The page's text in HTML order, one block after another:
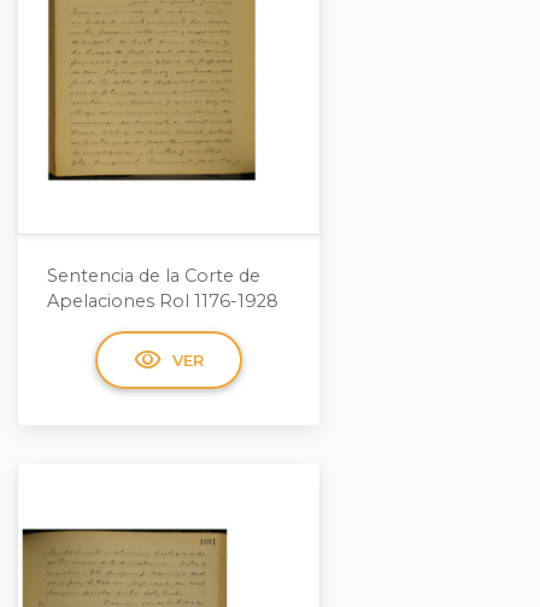
Sentencia de la Corte de
Apelaciones Rol 1176-1928
visibility VER